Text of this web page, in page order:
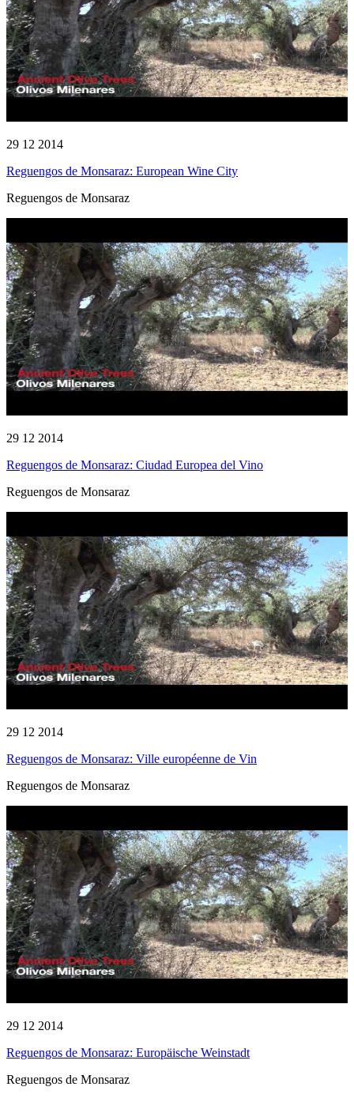
29 12 2014
Reguengos de Monsaraz: European Wine City
Reguengos de Monsaraz
29 12 2014
Reguengos de Monsaraz: Ciudad Europea del Vino
Reguengos de Monsaraz
29 12 2014
Reguengos de Monsaraz: Ville européenne de Vin
Reguengos de Monsaraz
29 12 2014
Reguengos de Monsaraz: Europäische Weinstadt
Reguengos de Monsaraz